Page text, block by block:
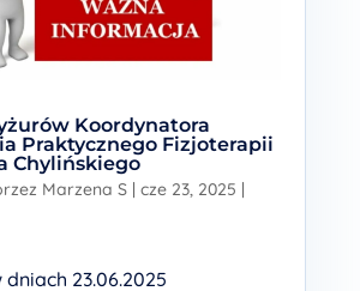
Koordynatora
Praktycznego Fizjoterapii
Chylińskiego
Marzena S| cze 23, 2025 |
dniach 23.06.2025